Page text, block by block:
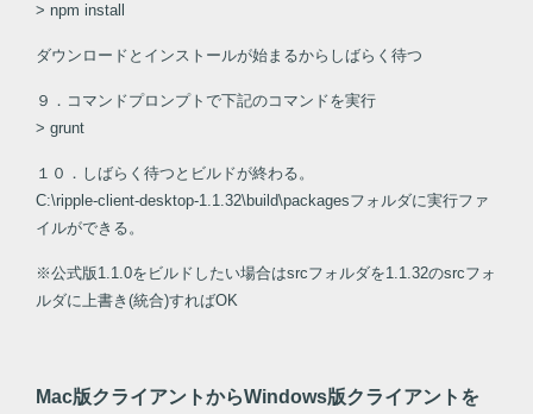
> npm install
ダウンロードとインストールが始まるからしばらく待つ
９．コマンドプロンプトで下記のコマンドを実行
> grunt
１０．しばらく待つとビルドが終わる。
C:\ripple-client-desktop-1.1.32\build\packagesフォルダに実行ファ
イルができる。
※公式版1.1.0をビルドしたい場合はsrcフォルダを1.1.32のsrcフォ
ルダに上書き(統合)すればOK
Mac版クライアントからWindows版クライアントを